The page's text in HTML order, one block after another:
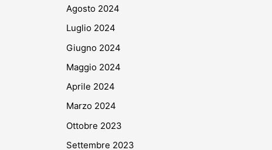
Agosto 2024
Luglio 2024
Giugno 2024
Maggio 2024
Aprile 2024
Marzo 2024
Ottobre 2023
Settembre 2023